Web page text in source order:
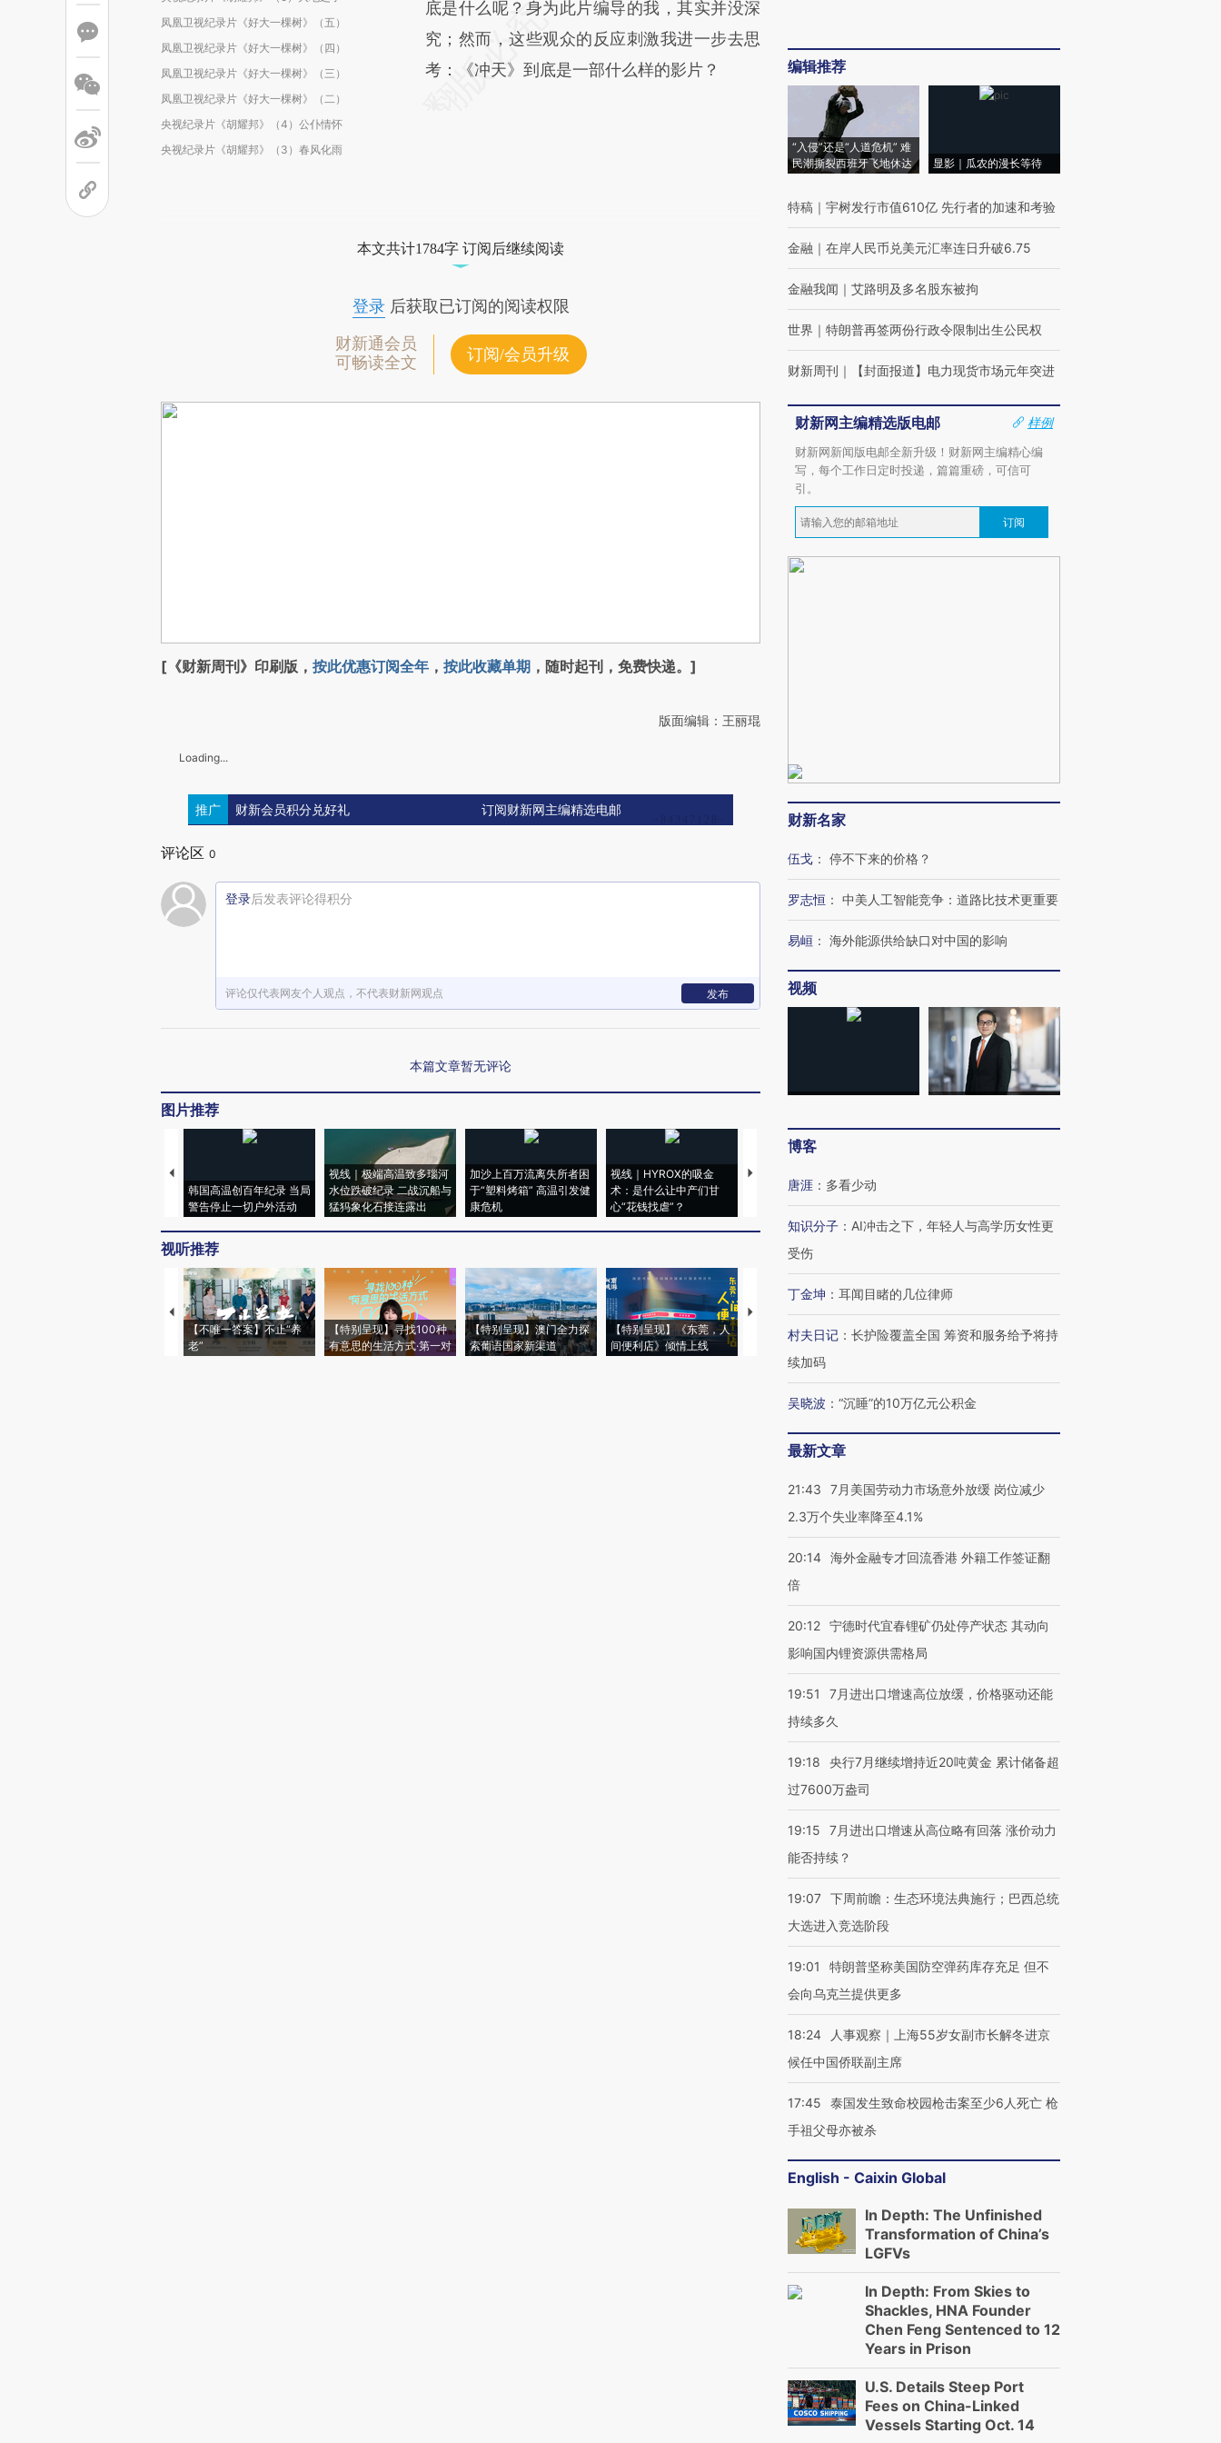
凤凰卫视纪录片《好大一棵树》（五）
凤凰卫视纪录片《好大一棵树》（四）
凤凰卫视纪录片《好大一棵树》（三）
凤凰卫视纪录片《好大一棵树》（二）
央视纪录片《胡耀邦》（4）公仆情怀
央视纪录片《胡耀邦》（3）春风化雨
底是什么呢？身为此片编导的我，其实并没深
究；然而，这些观众的反应刺激我进一步去思
考：《冲天》到底是一部什么样的影片？
本文共计1784字 订阅后继续阅读
登录后获取已订阅的阅读权限
财新通会员
可畅读全文
订阅/会员升级
[《财新周刊》印刷版， 按此优惠订阅全年 ， 按此收藏单期 ，随时起刊，免费快递。]
版面编辑：王丽琨
Loading...
推广 财新会员积分兑好礼 订阅财新网主编精选电邮
评论区 0
登录后发表评论得积分
评论仅代表网友个人观点，不代表财新网观点 发布
本篇文章暂无评论
图片推荐
韩国高温创百年纪录 当局
警告停止一切户外活动
视线｜极端高温致多瑙河
水位跌破纪录 二战沉船与
猛犸象化石接连露出
加沙上百万流离失所者困
于“塑料烤箱” 高温引发健
康危机
视线｜HYROX的吸金
术：是什么让中产们甘
心“花钱找虐”？
马航飞行员跨国走私7万
粒摇头丸 尿检体内含3种
育部长拱下台
飞地休达
视听推荐
【不唯一答案】不止“养
老”
【特别呈现】寻找100种
有意思的生活方式·第一对
【特别呈现】澳门全力探
索葡语国家新渠道
【特别呈现】《东莞，人
间便利店》倾情上线
【推广】走进第四届链博
会，让数智科技“链”接产
【特别呈现】寻找100种
有意思的生活方式·第三对
【商旅对话】华住集团
CFO：不靠规模取胜，华
住三大增长引擎是什么？
编辑推荐
“入侵”还是“人道危机” 难
民潮撕裂西班牙飞地休达
显影｜瓜农的漫长等待
特稿 ｜ 宇树发行市值610亿 先行者的加速和考验
金融 ｜ 在岸人民币兑美元汇率连日升破6.75
金融我闻 ｜ 艾路明及多名股东被拘
世界 ｜ 特朗普再签两份行政令限制出生公民权
财新周刊 ｜ 【封面报道】电力现货市场元年突进
财新网主编精选版电邮
样例
财新网新闻版电邮全新升级！财新网主编精心编
写，每个工作日定时投递，篇篇重磅，可信可
引。
订阅
财新名家
伍戈 ： 停不下来的价格？
罗志恒 ： 中美人工智能竞争：道路比技术更重要
易峘 ： 海外能源供给缺口对中国的影响
视频
博客
唐涯 ： 多看少动
知识分子 ： AI冲击之下，年轻人与高学历女性更
受伤
丁金坤 ： 耳闻目睹的几位律师
村夫日记 ： 长护险覆盖全国 筹资和服务给予将持
续加码
吴晓波 ： “沉睡”的10万亿元公积金
最新文章
21:43
7月美国劳动力市场意外放缓 岗位减少
2.3万个失业率降至4.1%
20:14 海外金融专才回流香港 外籍工作签证翻
倍
20:12 宁德时代宜春锂矿仍处停产状态 其动向
影响国内锂资源供需格局
19:51
7月进出口增速高位放缓，价格驱动还能
持续多久
19:18
央行7月继续增持近20吨黄金 累计储备超
过7600万盎司
19:15
7月进出口增速从高位略有回落 涨价动力
能否持续？
19:07 下周前瞻：生态环境法典施行；巴西总统
大选进入竞选阶段
19:01
特朗普坚称美国防空弹药库存充足 但不
会向乌克兰提供更多
18:24
人事观察｜上海55岁女副市长解冬进京
候任中国侨联副主席
17:45
泰国发生致命校园枪击案至少6人死亡 枪
手祖父母亦被杀
English - Caixin Global
In Depth: The Unfinished
Transformation of China’s
LGFVs
In Depth: From Skies to
Shackles, HNA Founder
Chen Feng Sentenced to 12
Years in Prison
U.S. Details Steep Port
Fees on China-Linked
Vessels Starting Oct. 14